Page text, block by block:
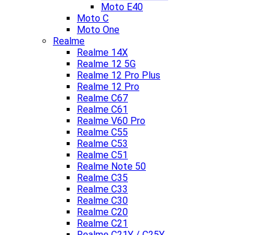
Moto E40
Moto C
Moto One
Realme
Realme 14X
Realme 12 5G
Realme 12 Pro Plus
Realme 12 Pro
Realme C67
Realme C61
Realme V60 Pro
Realme C55
Realme C53
Realme C51
Realme Note 50
Realme C35
Realme C33
Realme C30
Realme C20
Realme C21